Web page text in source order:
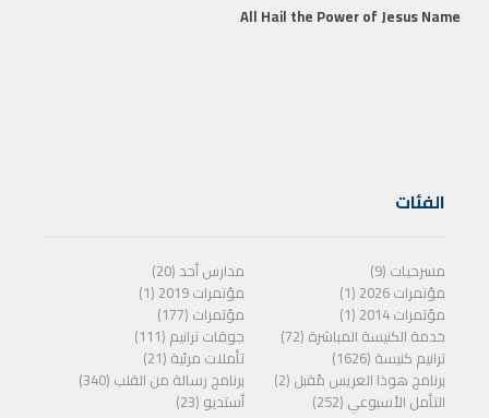
All Hail the Power of Jesus Name
الفئات
مسرحيات (9)
مدارس أحد (20)
مؤتمرات 2026 (1)
مؤتمرات 2019 (1)
مؤتمرات 2014 (1)
مؤتمرات (177)
خدمة الكنيسة المباشرة (72)
جوقات ترانيم (111)
ترانيم كنيسة (1626)
تأملات مرئية (21)
برنامج هوذا العريس مًقبل (2)
برنامج رسالة من القلب (340)
التأمل الأسبوعي (252)
أستديو (23)